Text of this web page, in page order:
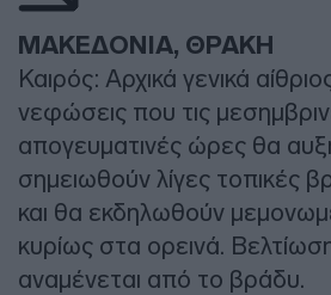
ΜΑΚΕΔΟΝΙΑ, ΘΡΑΚΗ
Καιρός: Αρχικά γενικά
νεφώσεις που τις
απογευματινές ώρες θα
σημειωθούν λίγες τοπικές
και θα εκδηλωθούν
κυρίως στα ορεινά.
αναμένεται από το βράδυ.